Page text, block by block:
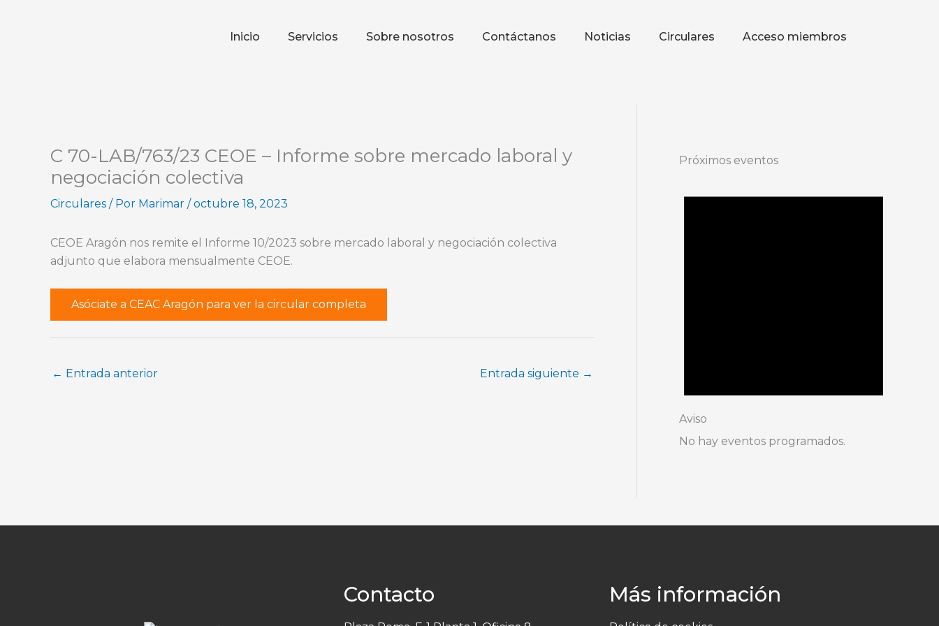
Inicio Servicios Sobre nosotros Contáctanos Noticias Circulares Acceso miembros
C 70-LAB/763/23 CEOE – Informe sobre mercado laboral y
negociación colectiva
Circulares / Por Marimar /octubre 18, 2023
CEOE Aragón nos remite el Informe 10/2023 sobre mercado laboral y negociación colectiva
adjunto que elabora mensualmente CEOE.
Asóciate a CEAC Aragón para ver la circular completa
← Entrada anterior Entrada siguiente →
Próximos eventos
Aviso
No hay eventos programados.
Contacto Más información